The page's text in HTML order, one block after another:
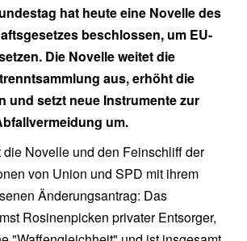
hat heute eine Novelle des
beschlossen, um EU-
Die Novelle weitet die
aus, erhöht die
und setzt neue Instrumente zur
um.
Novelle und den Feinschliff der
von Union und SPD mit ihrem
Änderungsantrag: Das
Rosinenpicken privater Entsorger,